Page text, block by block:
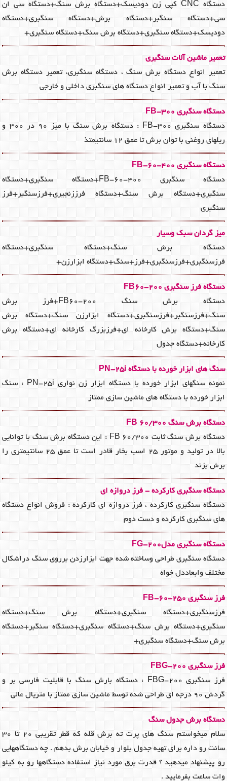
دستگاه CNC کپی زن دودیسک+دستگاه برش سنگ+دستگاه سی ان
سی+دستگاه سنگبر+دستگاه برش+دستگاه سنگبری+دستگاه
دودیسک+دستگاه سنگبری+دستگاه برش سنگ+دستگاه سنگبری+
تعمیر ماشین آلات سنگبری
تعمیر انواع دستگاه برش سنگ ، دستگاه سنگبری، تعمیر دستگاه برش
سنگ با آب و تعمیر انواع دستگاه های سنگبری داخلی و خارجی
دستگاه سنگبری FB-300
دستگاه سنگبری FB-300 : دستگاه برش سنگ با میز 90 در 300 و
ریلهای روغنی با توان برش تا عمق 12 سانتیمتذ
دستگاه سنگبری FB-60-400
دستگاه سنگبری FB-60-400+دستگاه سنگبری+دستگاه
سنگبری+دستگاه برش سنگ+دستگاه فرززنجیری+فرزسنگبر+فرز
سنگبری
میز گردان سبک وسیار
دستگاه برش سنگ+دستگاه سنگبری+دستگاه
فرزسنگبری+فرزسنگبری+فرز+سنگ+دستگاه ابزارزن+
دستگاه فرز سنگبری FB60-200
دستگاه برش سنگ FB60-200+فرز برش
سنگ+فرزسنگبر+فرزسنگبری+دستگاه ابزارزن سنگ+دستگاه برش
سنگ+دستگاه برش کارخانه ای+فرزبزرگ کارخانه ای+دستگاه برش
کارخانه+دستگاه جدول
سنگ های ابزار خورده با دستگاه PN-25i
نمونه سنگهای ابزار خورده با دستگاه ابزار زن نواری PN-25i : سنگ
ابزار خورده با دستگاه های ماشین سازی ممتاز
دستگاه برش سنگ FB 60/300
دستگاه برش سنگ ثابت FB 60/300 : این دستگاه برش سنگ با توانایی
بالا در تولید و موتور 25 اسب بخار قادر است تا عمق 25 سانتیمتری را
برش بزند
دستگاه سنگبری کارکرده - فرز دروازه ای
دستگاه سنگبری کارکرده ، فرز دروازه ای کارکرده : فروش انواع دستگاه
های سنگبری کارکرده و دست دوم
دستگاه سنگبری مدلFG-200
دستگاه سنگبری طراحی وساخته شده جهت ابزارزدن برروی سنگ دراشکال
مختلف وابعاددل خواه
فرز سنگبری FB-60-250
فرزسنگبری+دستگاه سنگبری+دستگاه برش سنگ+دستگاه
سنگبری+دستگاه برش سنگ+دستگاه سنگبری+دستگاه سنگبر+دستگاه
برش سنگ+دستگاه سنگبری+
فرز سنگبری FBG-200
فرز سنگبری FBG-200 : دستگاه بارش سنگ با قابلیت فارسی بر و
گردش 90 درجه ای طراحی شده توسط ماشین سازی ممتاز با متریال عالی
دستگاه برش جدول سنگ
سلام میخواستم سنگ های پرت ته برش قله که قطر تقریبی ۲۰ تا ۳۰
سانت رو داره برای تهیه جدول بلوار و خیابان برش بدهم . چه دستگاههایی
رو پیشنهاد میدهید ؟ قدرت برق مورد نیاز استفاده دستگاهها رو به کیلو
وات ساعت بفرمایید .